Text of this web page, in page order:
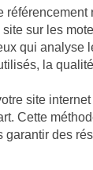
sur les
qui analyse
la
site
Cette
des